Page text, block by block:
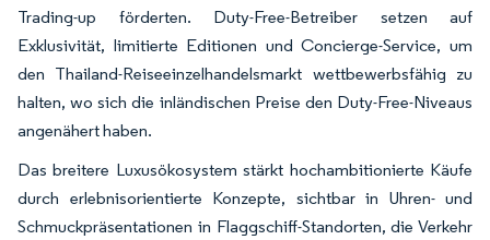
Trading-up förderten. Duty-Free-Betreiber setzen auf
Exklusivität, limitierte Editionen und Concierge-Service, um
den Thailand-Reiseeinzelhandelsmarkt wettbewerbsfähig zu
halten, wo sich die inländischen Preise den Duty-Free-Niveaus
angenähert haben.
Das breitere Luxusökosystem stärkt hochambitionierte Käufe
durch erlebnisorientierte Konzepte, sichtbar in Uhren- und
Schmuckpräsentationen in Flaggschiff-Standorten, die Verkehr